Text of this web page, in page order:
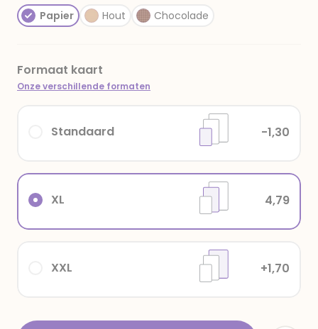
Papier Hout Chocolade
Formaat kaart
Onze verschillende formaten
XXL +1,70
XL 4,79
Standaard -1,30